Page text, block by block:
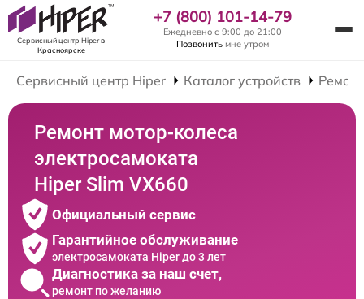
Сервисный центр Hiperв
Красноярске
+7 (800) 101-14-79
Ежедневно с 9:00 до 21:00
Позвонить мне утром
Сервисный центр Hiper Каталог устройств
Ремонт мотор-колеса
электросамоката
Hiper Slim VX660
Официальный сервис
Гарантийное обслуживание
электросамоката Hiper до 3 лет
Диагностика за наш счет,
ремонт по желанию